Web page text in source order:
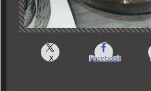
X Facebook